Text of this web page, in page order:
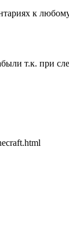
к
т.к. при